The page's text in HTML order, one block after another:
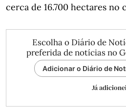
cerca de 16.700 hectares no
Escolha o Diário de
preferida de notícias no
Adicionar o Diário de
Já